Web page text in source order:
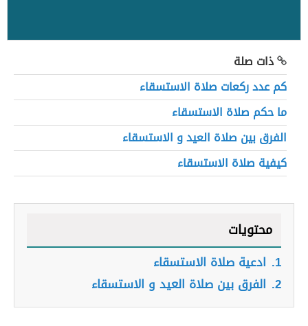
ذات صلة
كم عدد ركعات صلاة الاستسقاء
ما حكم صلاة الاستسقاء
الفرق بين صلاة العيد و الاستسقاء
كيفية صلاة الاستسقاء
محتويات
1. ادعية صلاة الاستسقاء
2. الفرق بين صلاة العيد و الاستسقاء